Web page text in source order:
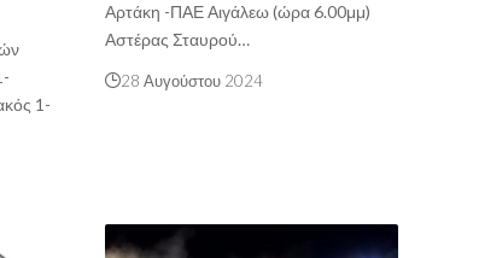
1-
Αρτάκη -ΠΑΕ Αιγάλεω (ώρα 6.00μμ)
Αστέρας Σταυρού…
28 Αυγούστου 2024